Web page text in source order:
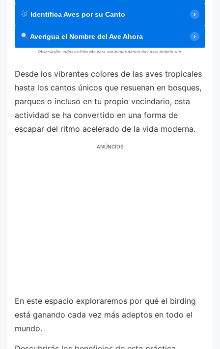
Identifica Aves por su Canto
Averigua el Nombre del Ave Ahora
Observação: todos os links são para conteúdos dentro do nosso próprio site.
Desde los vibrantes colores de las aves tropicales
hasta los cantos únicos que resuenan en bosques,
parques o incluso en tu propio vecindario, esta
actividad se ha convertido en una forma de
escapar del ritmo acelerado de la vida moderna.
ANÚNCIOS
En este espacio exploraremos por qué el birding
está ganando cada vez más adeptos en todo el
mundo.